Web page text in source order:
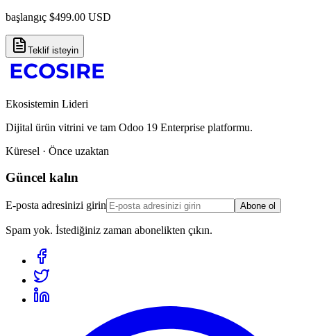
başlangıç $499.00 USD
Teklif isteyin
Ekosistemin Lideri
Dijital ürün vitrini ve tam Odoo 19 Enterprise platformu.
Küresel · Önce uzaktan
Güncel kalın
E-posta adresinizi girin Abone ol
Spam yok. İstediğiniz zaman abonelikten çıkın.